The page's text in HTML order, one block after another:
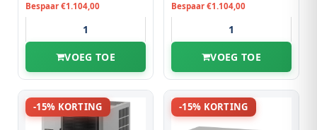
Bespaar €1.104,00
VOEG TOE
Bespaar €1.104,00
VOEG TOE
-15% KORTING -15% KORTING